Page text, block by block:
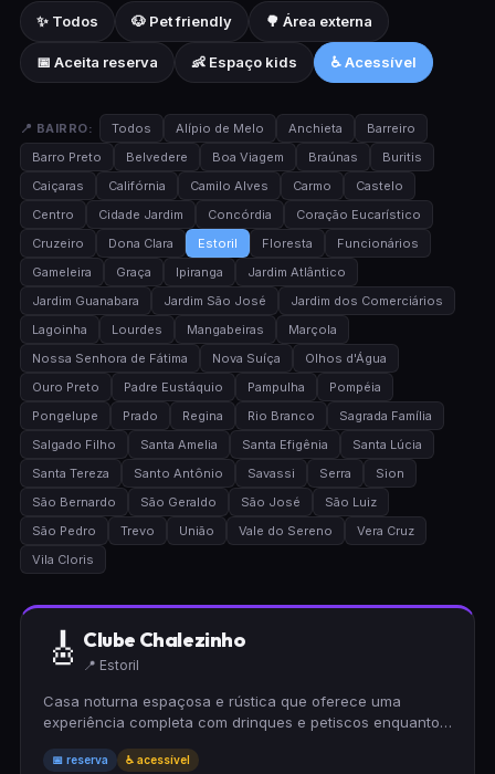
✨ Todos 🐶 Pet friendly 🌳 Área externa
📅 Aceita reserva 👶 Espaço kids ♿ Acessível
📍 BAIRRO: Todos Alípio de Melo Anchieta
Barreiro
Barro Preto
Belvedere Boa Viagem Braúnas
Buritis
Caiçaras
Califórnia Camilo Alves Carmo
Castelo
Centro
Cidade Jardim Concórdia
Coração Eucarístico
Cruzeiro
Dona Clara Estoril Floresta
Funcionários
Gameleira
Graça Ipiranga
Jardim Atlântico
Jardim Guanabara
Jardim São José
Jardim dos Comerciários
Lagoinha
Lourdes Mangabeiras
Marçola
Nossa Senhora de Fátima
Nova Suíça
Olhos d'Água
Ouro Preto
Padre Eustáquio Pampulha
Pompéia
Pongelupe
Prado Regina Rio Branco
Sagrada Família
Salgado Filho
Santa Amelia Santa Efigênia
Santa Lúcia
Santa Tereza
Santo Antônio Savassi Serra
Sion
São Bernardo
São Geraldo São José
São Luiz
São Pedro
Trevo União Vale do Sereno
Vera Cruz
Vila Cloris
🎸 Clube Chalezinho
📍 Estoril
Casa noturna espaçosa e rústica que oferece uma
experiência completa com drinques e petiscos enquanto
ambiente mantém um clima animado e acolhedor.
📅 reserva ♿ acessível